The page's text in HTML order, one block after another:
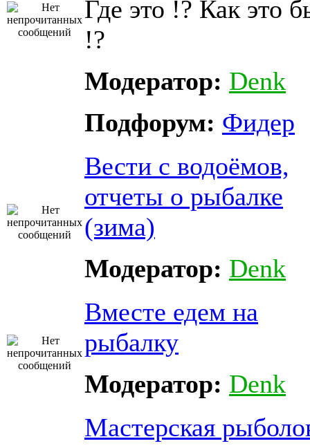
Где это !? Как это
!?
Модератор: Denk
Подфорум: Фидер
Вести с водоёмов,
отчеты о рыбалке
(зима)
Модератор: Denk
Вместе едем на
рыбалку
Модератор: Denk
Мастерская